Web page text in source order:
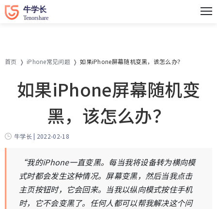
首页 iPhone常见问题 如果iPhone屏幕随机变黑，该怎么办？
如果iPhone屏幕随机变
黑，该怎么办？
牛学长 | 2022-02-18
“我的iPhone一直变黑。每当我将设备转为横向模
式时都会发生这种情况。屏幕变黑，然后当我点击
主页按钮时，它会回来。当我以纵向模式按住手机
时，它不会变黑了。任何人都可以帮我解决这个问